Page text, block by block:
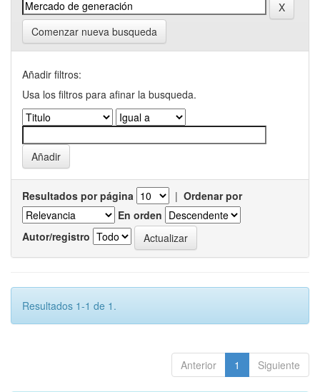
Comenzar nueva busqueda
Añadir filtros:
Usa los filtros para afinar la busqueda.
Resultados por página | Ordenar por
En orden
Autor/registro
Resultados 1-1 de 1.
Anterior 1 Siguiente